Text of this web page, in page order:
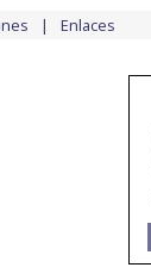
Enlaces